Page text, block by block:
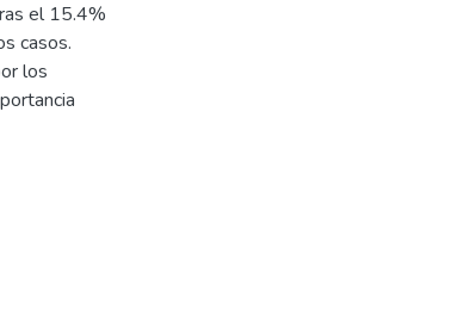
el 15.4%
casos.
los